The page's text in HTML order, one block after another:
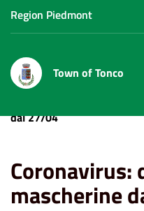
Region Piedmont
Town of Tonco
dal 27/04
mascherine